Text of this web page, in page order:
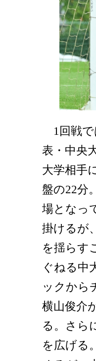
1回戦で
表・中央
大学相手
盤の22分
場となっ
掛けるが
を揺らす
ぐねる中
ックから
横山俊介
る。さら
を広げる